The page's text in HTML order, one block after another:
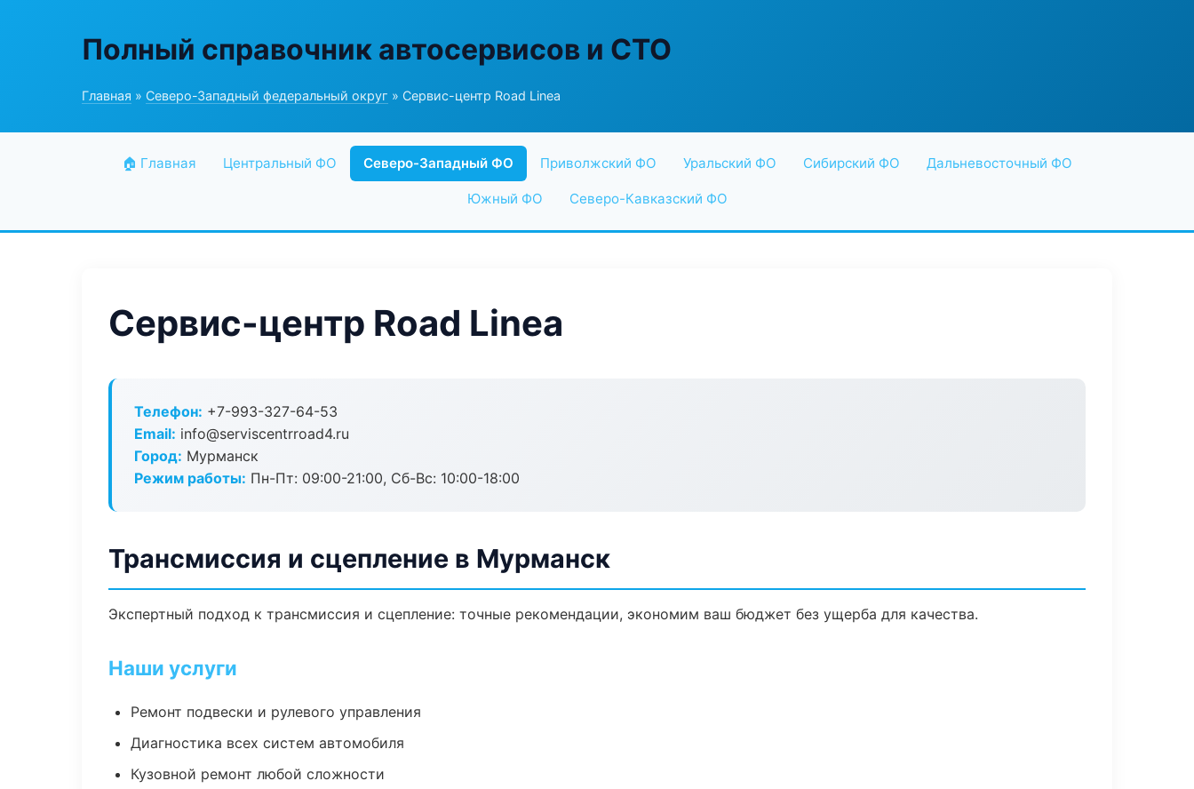
Полный справочник автосервисов и СТО
Главная » Северо-Западный федеральный округ » Сервис-центр Road Linea
🏠 Главная Центральный ФО Северо-Западный ФО Приволжский ФО Уральский ФО Сибирский ФО Дальневосточный ФО
Южный ФО Северо-Кавказский ФО
Сервис-центр Road Linea
Телефон: +7-993-327-64-53
Email: info@serviscentrroad4.ru
Город: Мурманск
Режим работы: Пн-Пт: 09:00-21:00, Сб-Вс: 10:00-18:00
Трансмиссия и сцепление в Мурманск
Экспертный подход к трансмиссия и сцепление: точные рекомендации, экономим ваш бюджет без ущерба для качества.
Наши услуги
Ремонт подвески и рулевого управления
Диагностика всех систем автомобиля
Кузовной ремонт любой сложности